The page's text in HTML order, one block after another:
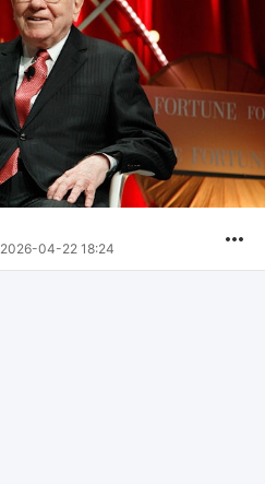
2026-04-22 18:24